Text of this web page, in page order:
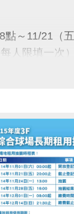
用，不可轉讓
運動中心安
點～11/21（
人限填一次）
開抽籤
16:00
櫃台／官網／